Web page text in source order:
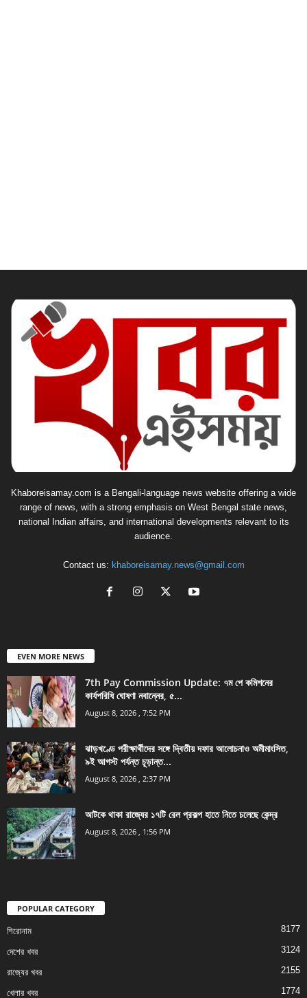
Khaboreisamay.com is a Bengali-language news website offering a wide
range of news, with a strong emphasis on West Bengal state news,
national Indian affairs, and international developments relevant to its
audience.
Contact us: khaboreisamay.news@gmail.com
EVEN MORE NEWS
7th Pay Commission Update: ৭ম পে কমিশনের
কার্যপরিধি ঘোষণা নবান্নের, ৫...
August 8, 2026 , 7:52 PM
ঝাড়খণ্ডে পরীক্ষার্থীদের সঙ্গে দ্বিতীয় দফার আলোচনাও অমীমাংসিত,
৯ই আগস্ট পর্যন্ত চূড়ান্ত...
August 8, 2026 , 2:37 PM
আটকে থাকা রাজ্যের ১৭টি রেল প্রকল্প হাতে নিতে চলেছে কেন্দ্র
August 8, 2026 , 1:56 PM
POPULAR CATEGORY
শিরোনাম 8177
দেশের খবর 3124
রাজ্যের খবর 2155
খেলার খবর 1774